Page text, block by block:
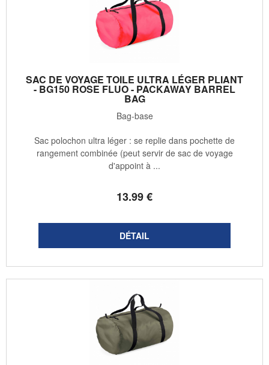
SAC DE VOYAGE TOILE ULTRA LÉGER PLIANT
- BG150 ROSE FLUO - PACKAWAY BARREL
BAG
Bag-base
13.99€
Sac polochon ultra léger : se replie dans pochette de
rangement combinée (peut servir de sac de voyage
d'appoint à ...